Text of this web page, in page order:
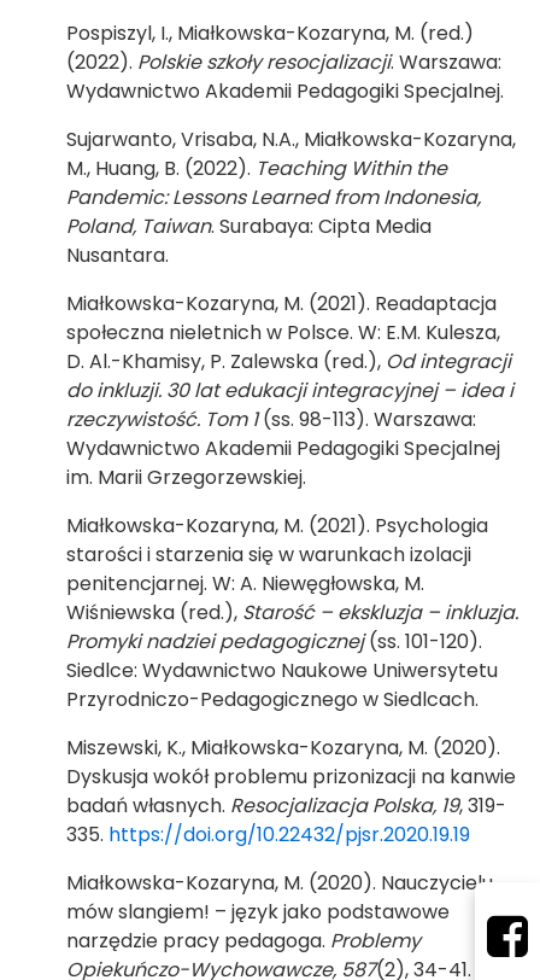
Pospiszyl, I., Miałkowska-Kozaryna, M. (red.)
(2022). Polskie szkoły resocjalizacji. Warszawa:
Wydawnictwo Akademii Pedagogiki Specjalnej.
Sujarwanto, Vrisaba, N.A., Miałkowska-Kozaryna,
M., Huang, B. (2022). Teaching Within the
Pandemic: Lessons Learned from Indonesia,
Poland, Taiwan. Surabaya: Cipta Media
Nusantara.
Miałkowska-Kozaryna, M. (2021). Readaptacja
społeczna nieletnich w Polsce. W: E.M. Kulesza,
D. Al.-Khamisy, P. Zalewska (red.), Od integracji
do inkluzji. 30 lat edukacji integracyjnej – idea i
rzeczywistość. Tom 1(ss. 98-113). Warszawa:
Wydawnictwo Akademii Pedagogiki Specjalnej
im. Marii Grzegorzewskiej.
Miałkowska-Kozaryna, M. (2021). Psychologia
starości i starzenia się w warunkach izolacji
penitencjarnej. W: A. Niewęgłowska, M.
Wiśniewska (red.), Starość – ekskluzja – inkluzja.
Promyki nadziei pedagogicznej(ss. 101-120).
Siedlce: Wydawnictwo Naukowe Uniwersytetu
Przyrodniczo-Pedagogicznego w Siedlcach.
Miszewski, K., Miałkowska-Kozaryna, M. (2020).
Dyskusja wokół problemu prizonizacji na kanwie
badań własnych. Resocjalizacja Polska, 19, 319-
335. https://doi.org/10.22432/pjsr.2020.19.19
Miałkowska-Kozaryna, M. (2020). Nauczycielu
mów slangiem! – język jako podstawowe
narzędzie pracy pedagoga. Problemy
Opiekuńczo-Wychowawcze, 587(2), 34-41.